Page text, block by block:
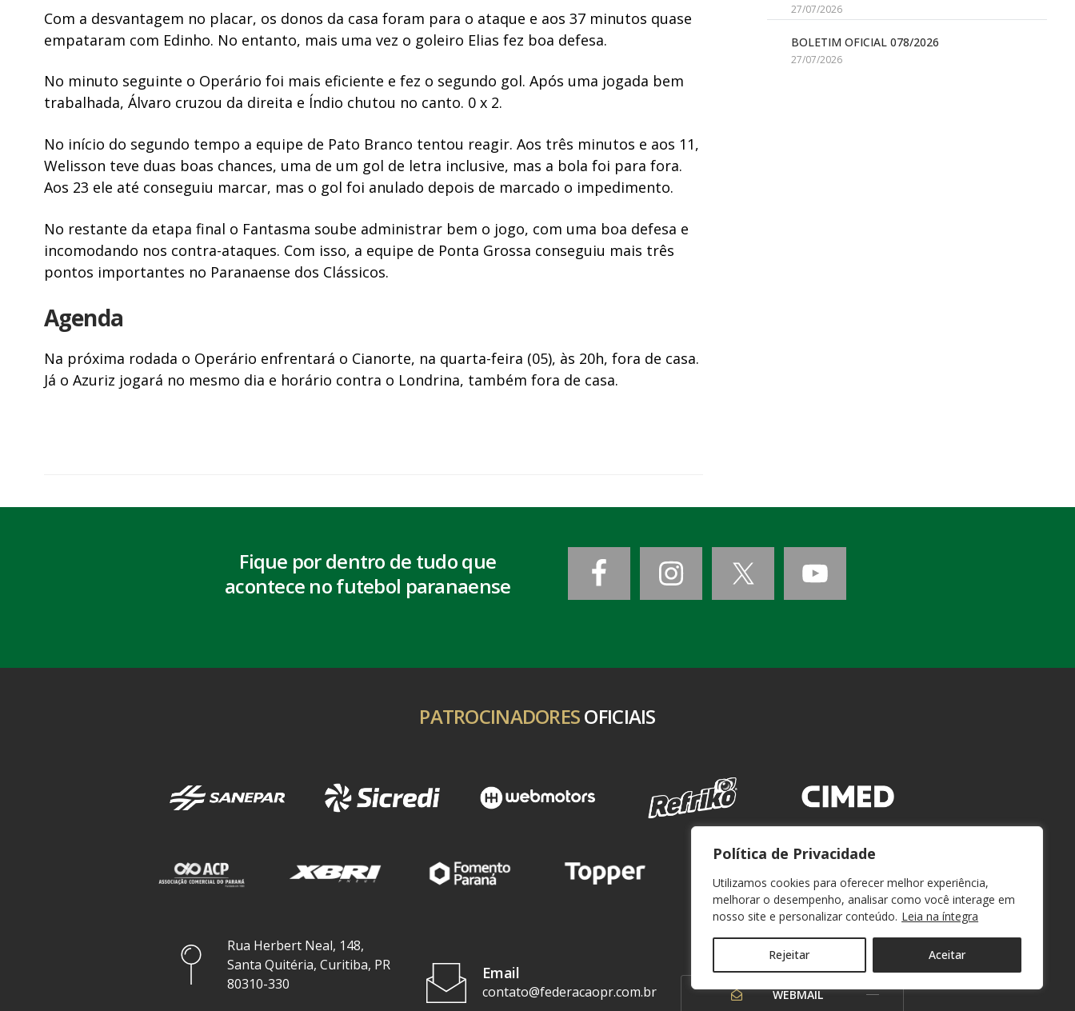
Política de Privacidade
Utilizamos cookies para oferecer melhor experiência,
melhorar o desempenho, analisar como você interage em
nosso site e personalizar conteúdo. Leia na íntegra
Rejeitar Aceitar
Com a desvantagem no placar, os donos da casa foram para o ataque e aos 37 minutos quase
empataram com Edinho. No entanto, mais uma vez o goleiro Elias fez boa defesa.
No minuto seguinte o Operário foi mais eficiente e fez o segundo gol. Após uma jogada bem
trabalhada, Álvaro cruzou da direita e Índio chutou no canto. 0 x 2.
No início do segundo tempo a equipe de Pato Branco tentou reagir. Aos três minutos e aos 11,
Welisson teve duas boas chances, uma de um gol de letra inclusive, mas a bola foi para fora.
Aos 23 ele até conseguiu marcar, mas o gol foi anulado depois de marcado o impedimento.
No restante da etapa final o Fantasma soube administrar bem o jogo, com uma boa defesa e
incomodando nos contra-ataques. Com isso, a equipe de Ponta Grossa conseguiu mais três
pontos importantes no Paranaense dos Clássicos.
Agenda
Na próxima rodada o Operário enfrentará o Cianorte, na quarta-feira (05), às 20h, fora de casa.
Já o Azuriz jogará no mesmo dia e horário contra o Londrina, também fora de casa.
27/07/2026
BOLETIM OFICIAL 078/2026
27/07/2026
Fique por dentro de tudo que
acontece no futebol paranaense
PATROCINADORESOFICIAIS
Rua Herbert Neal, 148,
Santa Quitéria, Curitiba, PR
80310-330
Email
contato@federacaopr.com.br WEBMAIL